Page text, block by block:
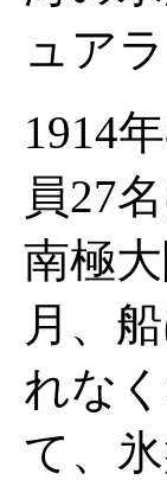
ュア
1914
員27
南極
月、
れな
て、